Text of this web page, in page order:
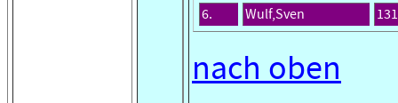
6.
Wulf,Sven
nach oben